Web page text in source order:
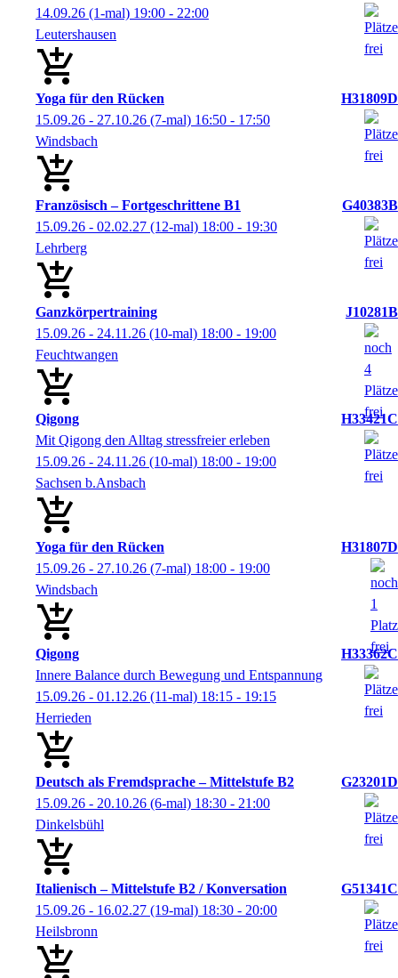
14.09.26 (1-mal) 19:00 - 22:00
Leutershausen
Yoga für den Rücken
H31809D
15.09.26 - 27.10.26 (7-mal) 16:50 - 17:50
Windsbach
Französisch – Fortgeschrittene B1
G40383B
15.09.26 - 02.02.27 (12-mal) 18:00 - 19:30
Lehrberg
Ganzkörpertraining
J10281B
15.09.26 - 24.11.26 (10-mal) 18:00 - 19:00
Feuchtwangen
Qigong
H33421C
Mit Qigong den Alltag stressfreier erleben
15.09.26 - 24.11.26 (10-mal) 18:00 - 19:00
Sachsen b.Ansbach
Yoga für den Rücken
H31807D
15.09.26 - 27.10.26 (7-mal) 18:00 - 19:00
Windsbach
Qigong
H33362C
Innere Balance durch Bewegung und Entspannung
15.09.26 - 01.12.26 (11-mal) 18:15 - 19:15
Herrieden
Deutsch als Fremdsprache – Mittelstufe B2
G23201D
15.09.26 - 20.10.26 (6-mal) 18:30 - 21:00
Dinkelsbühl
Italienisch – Mittelstufe B2 / Konversation
G51341C
15.09.26 - 16.02.27 (19-mal) 18:30 - 20:00
Heilsbronn